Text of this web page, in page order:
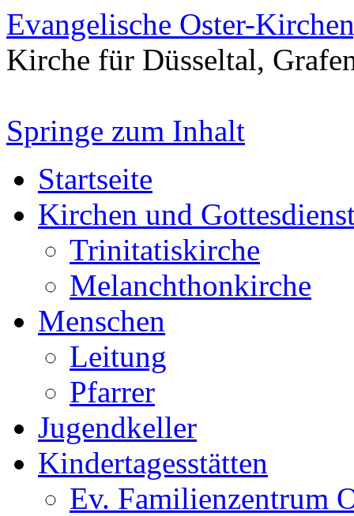
Evangelische Oster-
Kirche für Düsseltal,
Springe zum Inhalt
Startseite
Kirchen und
Trinitatiskirche
Melanchthonkirche
Menschen
Leitung
Pfarrer
Jugendkeller
Kindertagesstätten
Ev. Familienzentrum